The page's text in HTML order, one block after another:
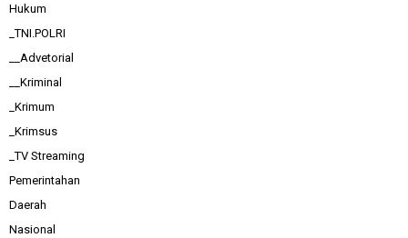
Hukum
_TNI.POLRI
__Advetorial
__Kriminal
_Krimum
_Krimsus
_TV Streaming
Pemerintahan
Daerah
Nasional